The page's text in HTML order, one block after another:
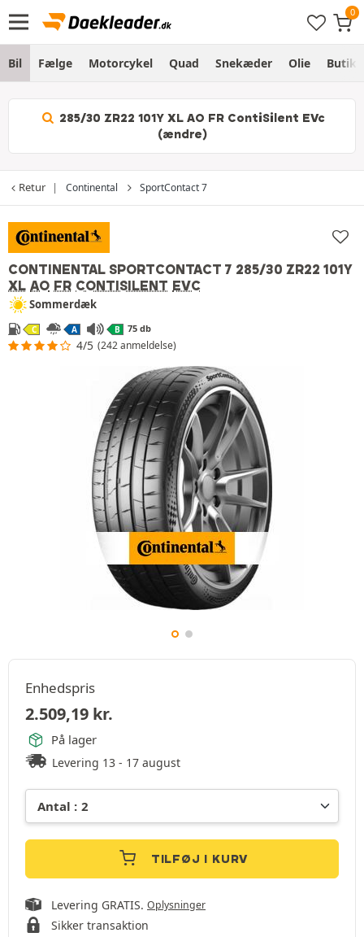
Bil Fælge Motorcykel Quad Snekæder Olie Butik
285/30 ZR22 101Y XL AO FR ContiSilent EVc
(ændre)
Retur Continental SportContact 7
CONTINENTAL SPORTCONTACT 7 285/30 ZR22 101Y
XL AO FR CONTISILENT EVC
Sommerdæk
C A B 75 db
4/5 (242 anmeldelse)
Enhedspris
2.509,19 kr.
På lager
Levering 13 - 17 august
TILFØJ I KURV
Levering GRATIS. Oplysninger
Sikker transaktion